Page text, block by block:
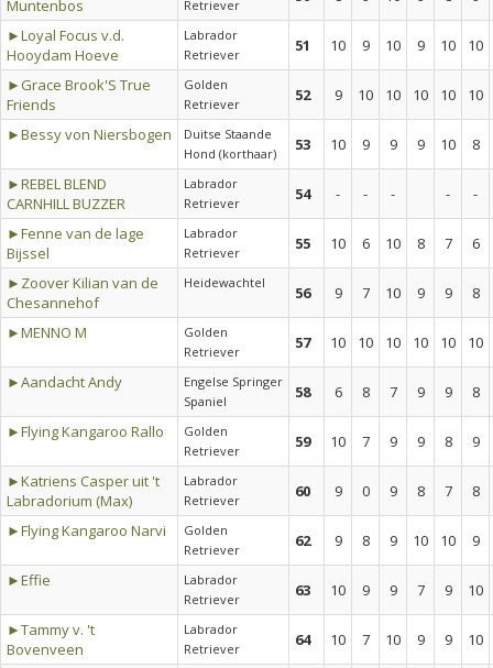
Muntenbos Retriever
►Loyal Focus v.d.
Hooydam Hoeve
Labrador
Retriever
51 10 9 10 9 10
10
►Grace Brook'S True
Friends
Golden
Retriever
52 9 10 10 10 10
10
►Bessy von Niersbogen
Duitse Staande
Hond (korthaar)
53 10 9 9 9 10
8
►REBEL BLEND
CARNHILL BUZZER
Labrador
Retriever
54 - - - -
-
►Fenne van de lage
Bijssel
Labrador
Retriever
55 10 6 10 8 7
6
►Zoover Kilian van de
Chesannehof
Heidewachtel
56 9 7 10 9 9
8
►MENNO M
Golden
Retriever
57 10 10 10 10 10
10
►Aandacht Andy
Engelse Springer
Spaniel
58 6 8 7 9 9
8
►Flying Kangaroo Rallo
Golden
Retriever
59 10 7 9 9 8
9
►Katriens Casper uit 't
Labradorium (Max)
Labrador
Retriever
60 9 0 9 8 7
8
►Flying Kangaroo Narvi
Golden
Retriever
62 9 8 9 10 10
9
►Effie
Labrador
Retriever
63 10 9 9 7 9
10
►Tammy v. 't
Bovenveen
Labrador
Retriever
64 10 7 10 9 9
10